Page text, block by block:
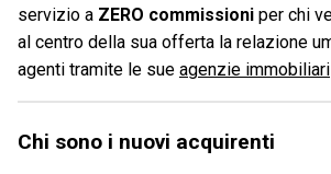
servizio a ZERO commissioni per chi
al centro della sua offerta la relazione
agenti tramite le sue agenzie immobiliari
Chi sono i nuovi acquirenti